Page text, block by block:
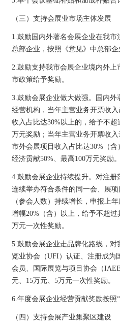
（三）支持会展业市场主体发展
1.鼓励国内外著名会展企业在我
总部企业，按照《意见》中总部企
2.鼓励支持我市会展企业境内外
市政策给予奖励。
3.鼓励会展企业做大做强。国内
经营机构，当年主营业务开票收
收入占比达30%以上的，给予不
万元奖励；当年主营业务开票收入
市外会展项目收入占比达30%（
经济贡献50%、最高100万元奖励。
4.鼓励会展企业持续提升。对注
连续举办符合条件的同一会、展
（参会人数）持续增长，申报上
增幅20%（含）以上，给予不超
万元一次性奖励。
5.鼓励会展企业走品牌化路线，
览业协会（UFI）认证、注册成为
会员、国际展览与项目协会（
元、15万元、5万元一次性奖励。
6.年度会展企业经营贡献奖励按照
（四）支持会展产业集聚区建设